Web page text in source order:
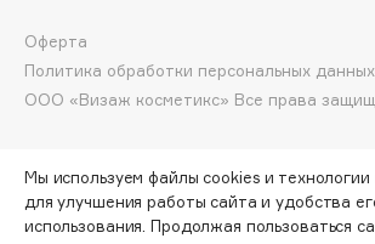
Dr.Jart+
ООО «Визаж косметикс» Все права
Оферта
Политика обработки персональных данных
Мы используем файлы cookies и
для улучшения работы сайта и удобства
использования. Продолжая пользоваться